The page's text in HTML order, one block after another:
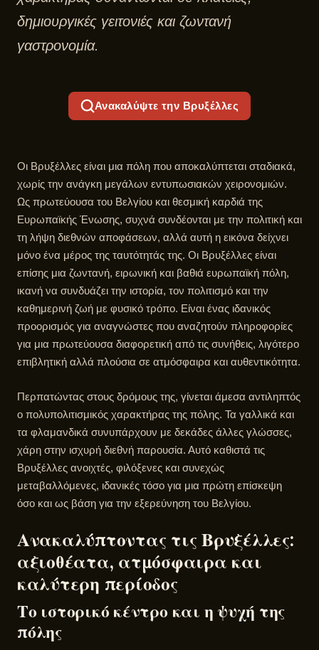
δημιουργικές γειτονιές και ζωντανή
γαστρονομία.
Ανακαλύψτε την Βρυξέλλες
Οι Βρυξέλλες είναι μια πόλη που αποκαλύπτεται σταδιακά,
χωρίς την ανάγκη μεγάλων εντυπωσιακών χειρονομιών.
Ως πρωτεύουσα του Βελγίου και θεσμική καρδιά της
Ευρωπαϊκής Ένωσης, συχνά συνδέονται με την πολιτική και
τη λήψη διεθνών αποφάσεων, αλλά αυτή η εικόνα δείχνει
μόνο ένα μέρος της ταυτότητάς της. Οι Βρυξέλλες είναι
επίσης μια ζωντανή, ειρωνική και βαθιά ευρωπαϊκή πόλη,
ικανή να συνδυάζει την ιστορία, τον πολιτισμό και την
καθημερινή ζωή με φυσικό τρόπο. Είναι ένας ιδανικός
προορισμός για αναγνώστες που αναζητούν πληροφορίες
για μια πρωτεύουσα διαφορετική από τις συνήθεις, λιγότερο
επιβλητική αλλά πλούσια σε ατμόσφαιρα και αυθεντικότητα.
Περπατώντας στους δρόμους της, γίνεται άμεσα αντιληπτός
ο πολυπολιτισμικός χαρακτήρας της πόλης. Τα γαλλικά και
τα φλαμανδικά συνυπάρχουν με δεκάδες άλλες γλώσσες,
χάρη στην ισχυρή διεθνή παρουσία. Αυτό καθιστά τις
Βρυξέλλες ανοιχτές, φιλόξενες και συνεχώς
μεταβαλλόμενες, ιδανικές τόσο για μια πρώτη επίσκεψη
όσο και ως βάση για την εξερεύνηση του Βελγίου.
Ανακαλύπτοντας τις Βρυξέλλες:
αξιοθέατα, ατμόσφαιρα και
καλύτερη περίοδος
Το ιστορικό κέντρο και η ψυχή της
πόλης